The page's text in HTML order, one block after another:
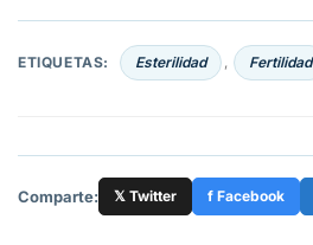
ETIQUETAS: Esterilidad , Fertilidad
Comparte: 𝕏 Twitter f Facebook